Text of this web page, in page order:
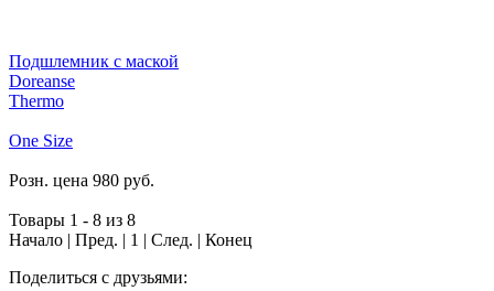
Подшлемник с маской
Doreanse
Thermo
One Size
Розн. цена 980 руб.
Товары 1 - 8 из 8
Начало | Пред. | 1 | След. | Конец
Поделиться с друзьями: